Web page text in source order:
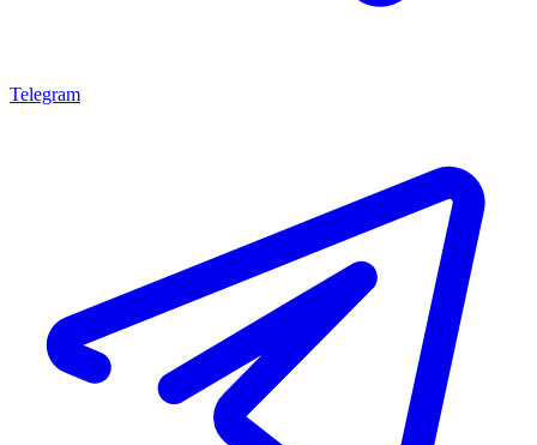
Telegram